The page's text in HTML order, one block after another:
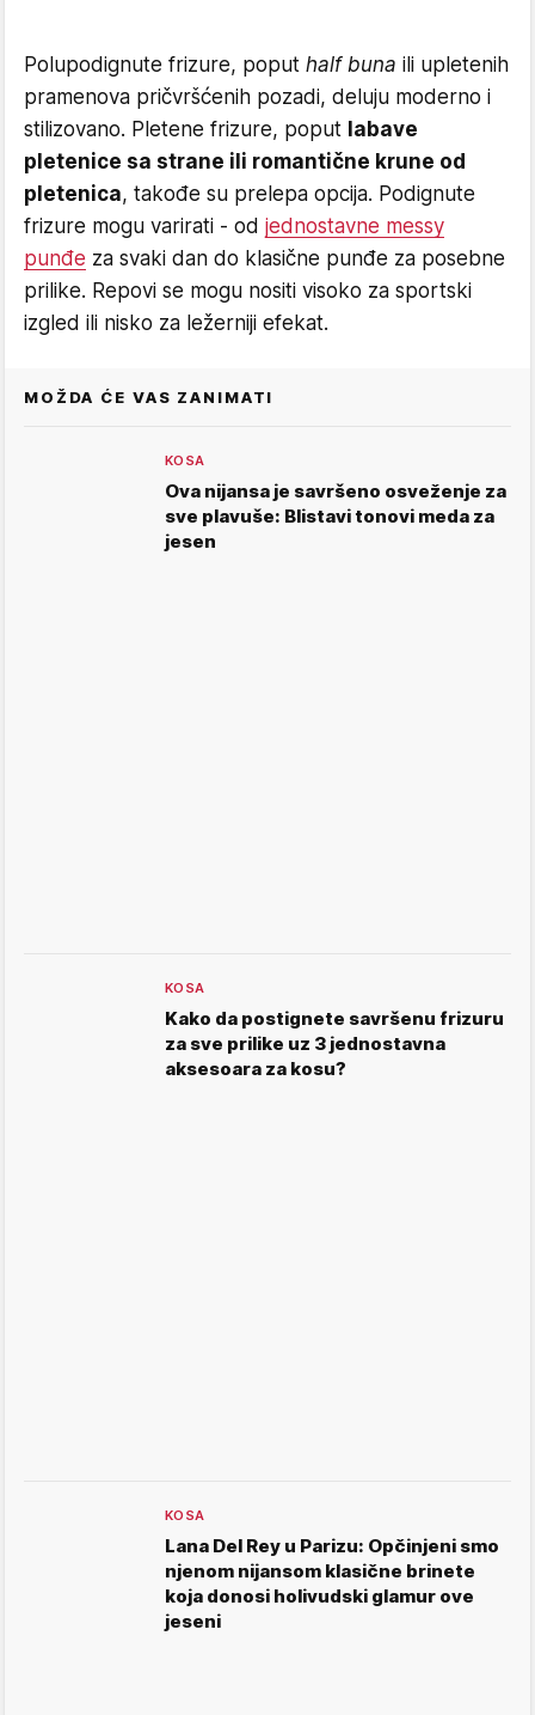
Polupodignute frizure, poput half buna ili upletenih
pramenova pričvršćenih pozadi, deluju moderno i
stilizovano. Pletene frizure, poput labave
pletenice sa strane ili romantične krune od
pletenica, takođe su prelepa opcija. Podignute
frizure mogu varirati - od jednostavne messy
punđe za svaki dan do klasične punđe za posebne
prilike. Repovi se mogu nositi visoko za sportski
izgled ili nisko za ležerniji efekat.
MOŽDA ĆE VAS ZANIMATI
KOSA
Ova nijansa je savršeno osveženje za
sve plavuše: Blistavi tonovi meda za
jesen
KOSA
Kako da postignete savršenu frizuru
za sve prilike uz 3 jednostavna
aksesoara za kosu?
KOSA
Lana Del Rey u Parizu: Opčinjeni smo
njenom nijansom klasične brinete
koja donosi holivudski glamur ove
jeseni